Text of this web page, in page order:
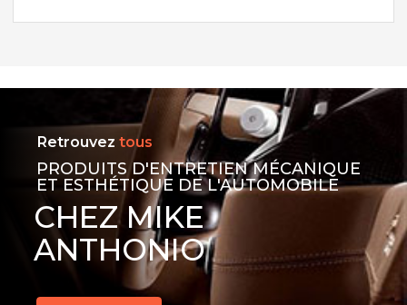
Retrouvez tous
PRODUITS D'ENTRETIEN MÉCANIQUE
ET ESTHÉTIQUE DE L'AUTOMOBILE
CHEZ MIKE
ANTHONIO